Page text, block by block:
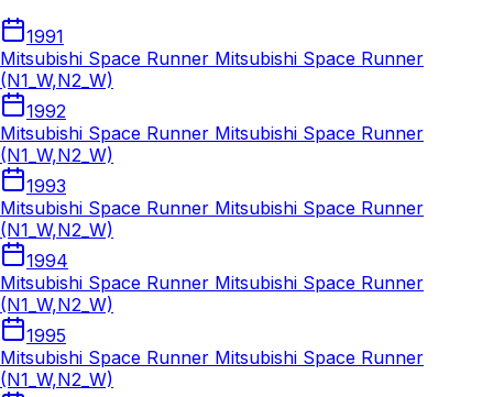
1991
Mitsubishi Space Runner Mitsubishi Space Runner
(N1_W,N2_W)
1992
Mitsubishi Space Runner Mitsubishi Space Runner
(N1_W,N2_W)
1993
Mitsubishi Space Runner Mitsubishi Space Runner
(N1_W,N2_W)
1994
Mitsubishi Space Runner Mitsubishi Space Runner
(N1_W,N2_W)
1995
Mitsubishi Space Runner Mitsubishi Space Runner
(N1_W,N2_W)